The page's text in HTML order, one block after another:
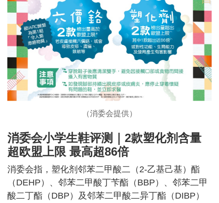
（消委会提供）
消委会小学生鞋评测｜2款塑化剂含量
超欧盟上限 最高超86倍
消委会指，塑化剂邻苯二甲酸二（2-乙基己基）酯
（DEHP）、邻苯二甲酸丁苄酯（BBP）、邻苯二甲
酸二丁酯（DBP）及邻苯二甲酸二异丁酯（DIBP）